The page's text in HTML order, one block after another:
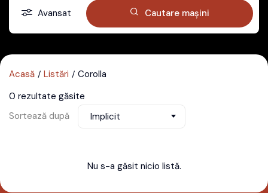
Avansat Cautare mașini
Acasă Listări
Corolla
0 rezultate găsite
Sortează după
Implicit
Nu s-a găsit nicio listă.